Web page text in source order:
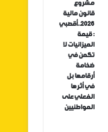
مشروع
قانون مالية
2026..أقصبي
: قيمة
الميزانيات لا
تكمن في
ضخامة
أرقامها بل
في أثرها
الفعلي على
المواطنيين